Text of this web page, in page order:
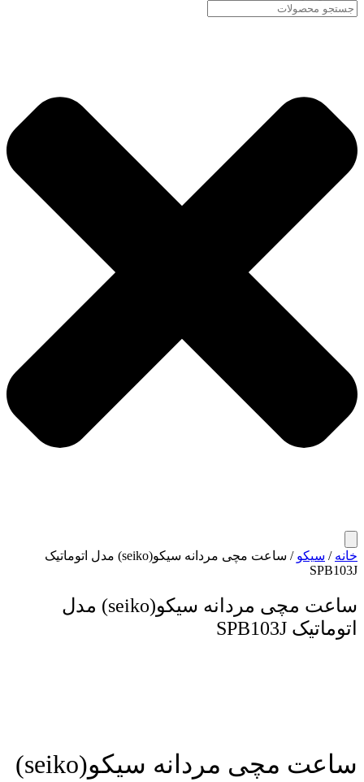
خانه / سیکو
/ ساعت مچی مردانه سیکو(seiko) مدل اتوماتیک
SPB103J
ساعت مچی مردانه سیکو(seiko) مدل
اتوماتیک SPB103J
ساعت مچی مردانه سیکو(seiko)